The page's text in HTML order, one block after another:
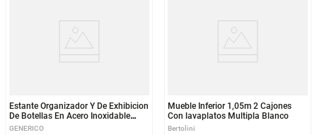
Estante Organizador Y De Exhibicion
De Botellas En Acero Inoxidable
Estante De Barra Color Negro
GENERICO
Mueble Inferior 1,05m 2 Cajones
Con lavaplatos Multipla Blanco
Bertolini